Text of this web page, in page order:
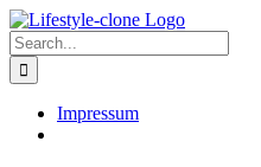
Skip
to
content
Search
for:
Impressum